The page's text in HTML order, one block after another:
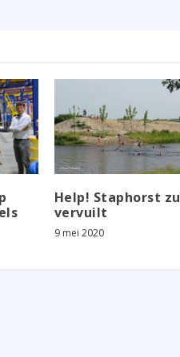
Help! Staphorst
vervuilt
9 mei 2020